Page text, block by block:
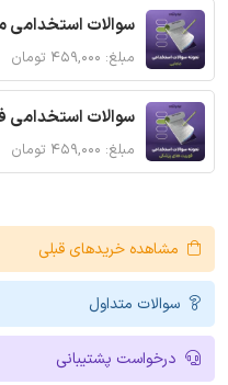
سوالات استخدامی
مبلغ: ۴۵۹,۰۰۰ تومان
سوالات استخدامی
مبلغ: ۴۵۹,۰۰۰ تومان
مشاهده خریدهای قبلی
سوالات متداول
درخواست پشتیبانی